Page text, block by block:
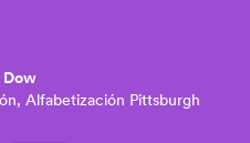
Dow
Alfabetización Pittsburgh